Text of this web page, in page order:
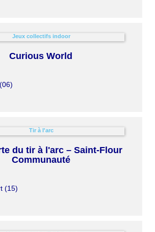
Curious World
06)
du tir à l'arc – Saint-Flour
Communauté
(15)